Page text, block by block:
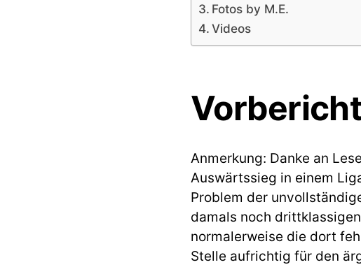
Fotos by M.E.
Videos
Vorbericht
Anmerkung: Danke an
Auswärtssieg in einem
Problem der
damals noch
normalerweise die dort
Stelle aufrichtig für den